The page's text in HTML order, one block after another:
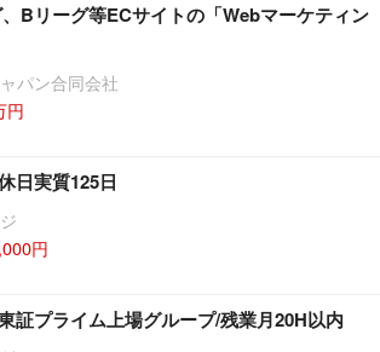
Bリーグ等ECサイトの「Webマーケティン
パン合同会社
円
日実質125日
円
証プライム上場グループ/残業月20H以内